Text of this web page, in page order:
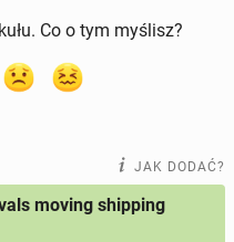
Co o tym myślisz?
JAK DODAĆ?
moving shipping